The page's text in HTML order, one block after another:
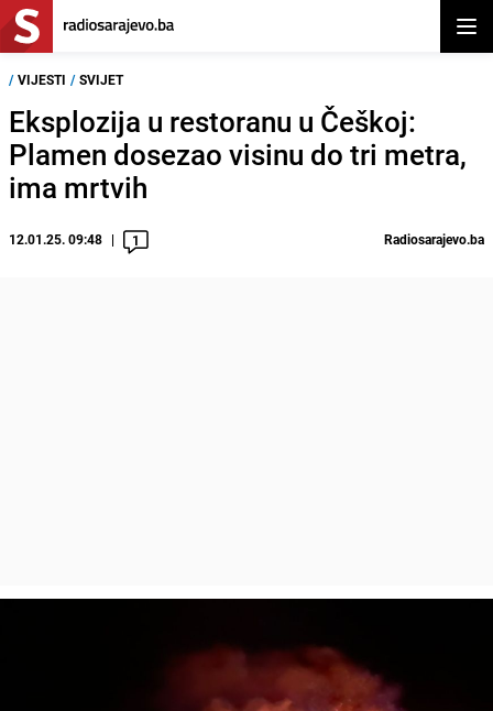
/ VIJESTI / SVIJET
Eksplozija u restoranu u Češkoj:
Plamen dosezao visinu do tri metra,
ima mrtvih
12.01.25. 09:48 1 Radiosarajevo.ba